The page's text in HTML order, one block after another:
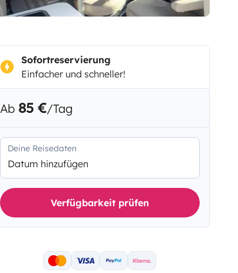
Sofortreservierung
Einfacher und schneller!
Ab 85 €/Tag
Deine Reisedaten
Datum hinzufügen
Verfügbarkeit prüfen